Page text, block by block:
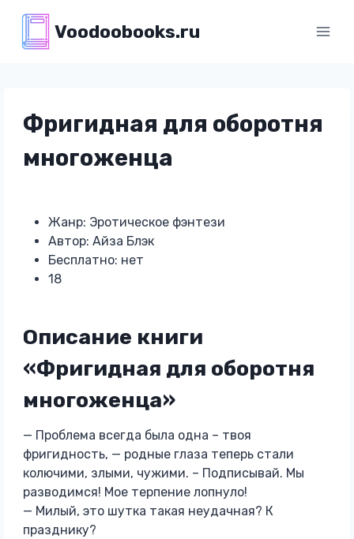
содержимому
Voodoobooks.ru
Фригидная для оборотня
многоженца
Жанр: Эротическое фэнтези
Автор: Айза Блэк
Бесплатно: нет
18
Описание книги
«Фригидная для оборотня
многоженца»
— Проблема всегда была одна – твоя
фригидность, — родные глаза теперь стали
колючими, злыми, чужими. – Подписывай. Мы
разводимся! Мое терпение лопнуло!
— Милый, это шутка такая неудачная? К
празднику?